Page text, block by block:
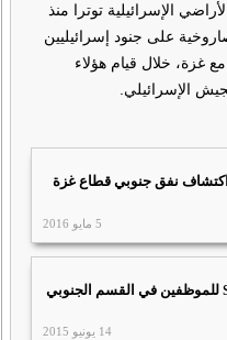
الإسرائيلية توترا منذ
على جنود إسرائيليين
غزة، خلال قيام هؤلاء
الإسرائيلي.
اكتشاف نفق جنوبي قطاع غزة
5 مايو 2016
14 يونيو 2015